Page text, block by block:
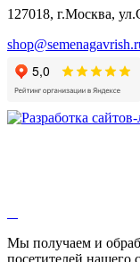
Гибискус
Девясил
Душица
127018, г.Москва,
Мы получаем и
посетителей нашего